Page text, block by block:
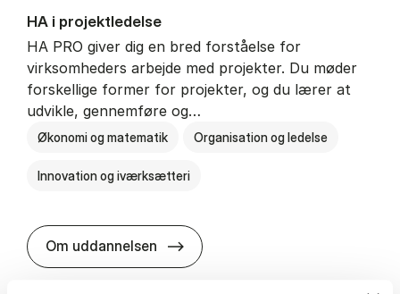
HA i pro­jekt­le­del­se
HA PRO giver dig en bred forståelse for
virksomheders arbejde med projekter. Du møder
forskellige former for projekter, og du lærer at
udvikle, gennemføre og…
Økonomi og matematik Organisation og ledelse
Innovation og iværksætteri
Om uddannelsen HA i pro­jekt­le­del­se